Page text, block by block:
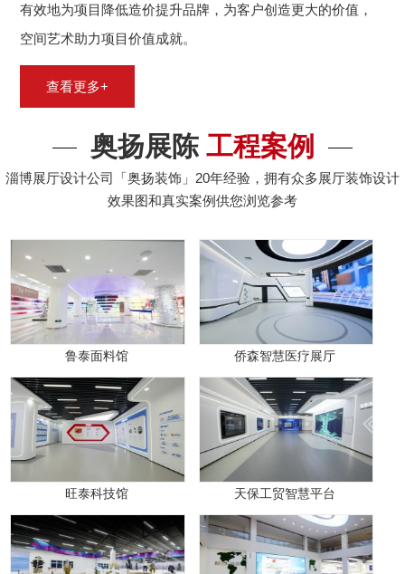
有效地为项目降低造价提升品牌，为客户创造更大的价值，
空间艺术助力项目价值成就。
查看更多+
奥扬展陈 工程案例
淄博展厅设计公司「奥扬装饰」20年经验，拥有众多展厅装饰设计
效果图和真实案例供您浏览参考
鲁泰面料馆 侨森智慧医疗展厅
旺泰科技馆 天保工贸智慧平台